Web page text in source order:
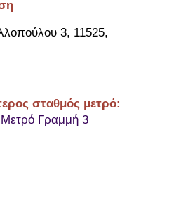
3, 11525,
σταθμός μετρό:
Μετρό Γραμμή 3